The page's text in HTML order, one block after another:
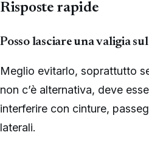
Risposte rapide
Posso lasciare una valigia
Meglio evitarlo, soprattutto
non c’è alternativa, deve
interferire con cinture,
laterali.